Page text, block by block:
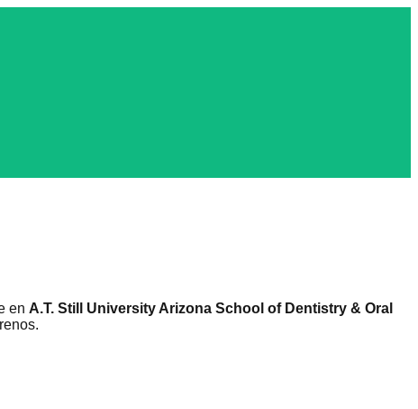
en A.T. Still University Arizona School of Dentistry & Oral